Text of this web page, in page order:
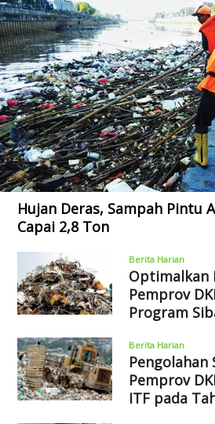
Hujan Deras, Sampah Pintu
Capai 2,8 Ton
Berita Harian
Optimalkan
Pemprov
Program
Berita Harian
Pengolahan
Pemprov
ITF pada